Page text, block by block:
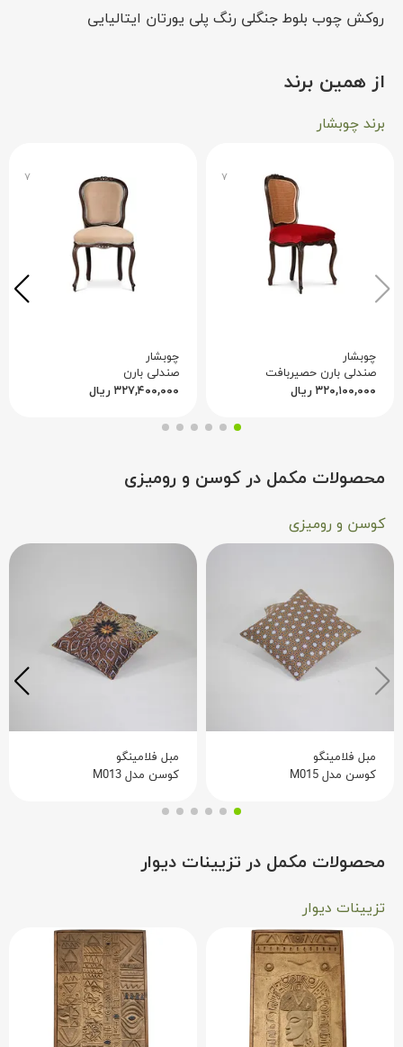
روکش چوب بلوط جنگلی رنگ پلی یورتان ایتالیایی
از همین برند
برند چوبشار
۷
چوبشار
صندلی بارن حصیربافت
۳۲۰,۱۰۰,۰۰۰ ریال
۷
چوبشار
صندلی بارن
۳۲۷,۴۰۰,۰۰۰ ریال
محصولات مکمل در کوسن و رومیزی
کوسن و رومیزی
مبل فلامینگو
کوسن مدل M015
مبل فلامینگو
کوسن مدل M013
محصولات مکمل در تزیینات دیوار
تزیینات دیوار